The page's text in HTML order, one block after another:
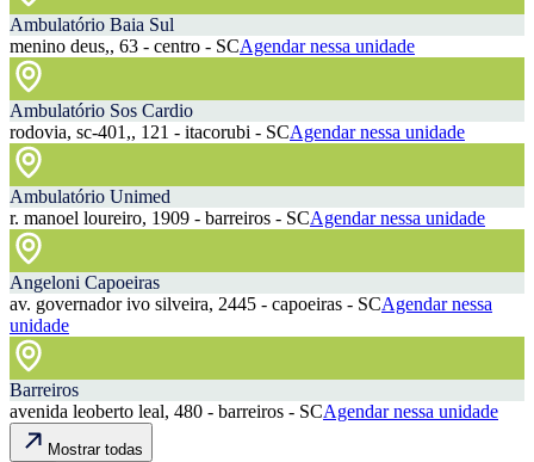
Ambulatório Baia Sul
menino deus,, 63 - centro - SCAgendar nessa unidade
Ambulatório Sos Cardio
rodovia, sc-401,, 121 - itacorubi - SCAgendar nessa unidade
Ambulatório Unimed
r. manoel loureiro, 1909 - barreiros - SCAgendar nessa unidade
Angeloni Capoeiras
av. governador ivo silveira, 2445 - capoeiras - SCAgendar nessa
unidade
Barreiros
avenida leoberto leal, 480 - barreiros - SCAgendar nessa unidade
Mostrar todas